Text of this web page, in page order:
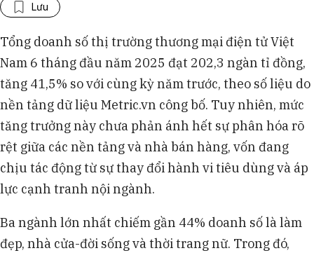
Lưu
Tổng doanh số thị trường thương mại điện tử Việt
Nam 6 tháng đầu năm 2025 đạt 202,3 ngàn tỉ đồng,
tăng 41,5% so với cùng kỳ năm trước, theo số liệu do
nền tảng dữ liệu Metric.vn công bố. Tuy nhiên, mức
tăng trưởng này chưa phản ánh hết sự phân hóa rõ
rệt giữa các nền tảng và nhà bán hàng, vốn đang
chịu tác động từ sự thay đổi hành vi tiêu dùng và áp
lực cạnh tranh nội ngành.
Ba ngành lớn nhất chiếm gần 44% doanh số là làm
đẹp, nhà cửa-đời sống và thời trang nữ. Trong đó,